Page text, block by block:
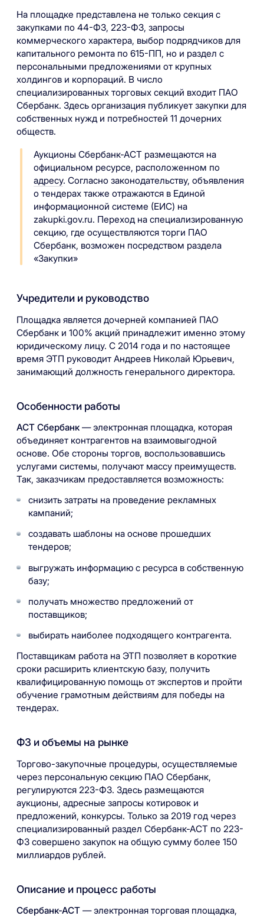
На площадке представлена не только секция с
закупками по 44-ФЗ, 223-ФЗ, запросы
коммерческого характера, выбор подрядчиков для
капитального ремонта по 615-ПП, но и раздел с
персональными предложениями от крупных
холдингов и корпораций. В число
специализированных торговых секций входит ПАО
Сбербанк. Здесь организация публикует закупки для
собственных нужд и потребностей 11 дочерних
обществ.
Аукционы Сбербанк-АСТ размещаются на
официальном ресурсе, расположенном по
адресу. Согласно законодательству, объявления
о тендерах также отражаются в Единой
информационной системе (ЕИС) на
zakupki.gov.ru. Переход на специализированную
секцию, где осуществляются торги ПАО
Сбербанк, возможен посредством раздела
«Закупки»
Учредители и руководство
Площадка является дочерней компанией ПАО
Сбербанк и 100% акций принадлежит именно этому
юридическому лицу. С 2014 года и по настоящее
время ЭТП руководит Андреев Николай Юрьевич,
занимающий должность генерального директора.
Особенности работы
АСТ Сбербанк — электронная площадка, которая
объединяет контрагентов на взаимовыгодной
основе. Обе стороны торгов, воспользовавшись
услугами системы, получают массу преимуществ.
Так, заказчикам предоставляется возможность:
снизить затраты на проведение рекламных
кампаний;
создавать шаблоны на основе прошедших
тендеров;
выгружать информацию с ресурса в собственную
базу;
получать множество предложений от
поставщиков;
выбирать наиболее подходящего контрагента.
Поставщикам работа на ЭТП позволяет в короткие
сроки расширить клиентскую базу, получить
квалифицированную помощь от экспертов и пройти
обучение грамотным действиям для победы на
тендерах.
ФЗ и объемы на рынке
Торгово-закупочные процедуры, осуществляемые
через персональную секцию ПАО Сбербанк,
регулируются 223-ФЗ. Здесь размещаются
аукционы, адресные запросы котировок и
предложений, конкурсы. Только за 2019 год через
специализированный раздел Сбербанк-АСТ по 223-
ФЗ совершено закупок на общую сумму более 150
миллиардов рублей.
Описание и процесс работы
Сбербанк-АСТ — электронная торговая площадка,